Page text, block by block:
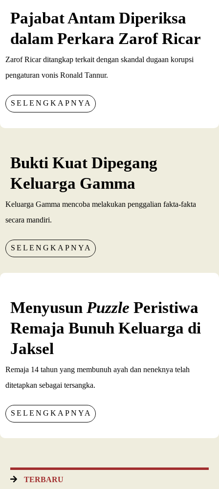
Pajabat Antam Diperiksa
dalam Perkara Zarof Ricar
Zarof Ricar ditangkap terkait dengan skandal dugaan korupsi
pengaturan vonis Ronald Tannur.
SELENGKAPNYA
Bukti Kuat Dipegang
Keluarga Gamma
Keluarga Gamma mencoba melakukan penggalian fakta-fakta
secara mandiri.
SELENGKAPNYA
MenyusunPuzzle Peristiwa
Remaja Bunuh Keluarga di
Jaksel
Remaja 14 tahun yang membunuh ayah dan neneknya telah
ditetapkan sebagai tersangka.
SELENGKAPNYA
TERBARU